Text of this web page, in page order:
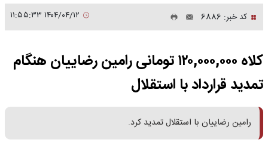
کد خبر: 6886
کلاه ۱۲۰,۰۰۰,۰۰۰ تومانی رامین رضاییان هنگام
تمدید قرارداد با استقلال
رامین رضاییان با استقلال تمدید کرد.